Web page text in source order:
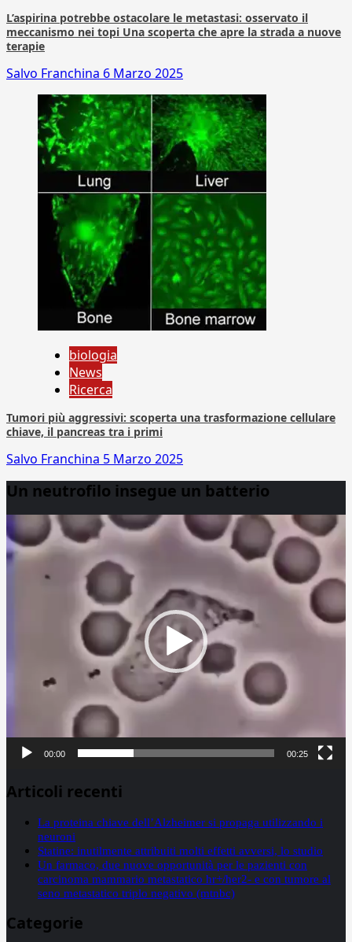
L’aspirina potrebbe ostacolare le metastasi: osservato il
meccanismo nei topi Una scoperta che apre la strada a nuove
terapie
Salvo Franchina 6 Marzo 2025
biologia
News
Ricerca
Tumori più aggressivi: scoperta una trasformazione cellulare
chiave, il pancreas tra i primi
Salvo Franchina 5 Marzo 2025
Un neutrofilo insegue un batterio
Player
00:00 00:25
Articoli recenti
La proteina chiave dell’Alzheimer si propaga utilizzando i
neuroni
Statine: inutilmente attribuiti molti effetti avversi, lo studio
Un farmaco, due nuove opportunità per le pazienti con
carcinoma mammario metastatico hr+/her2- e con tumore al
seno metastatico triplo negativo (mtnbc)
Categorie